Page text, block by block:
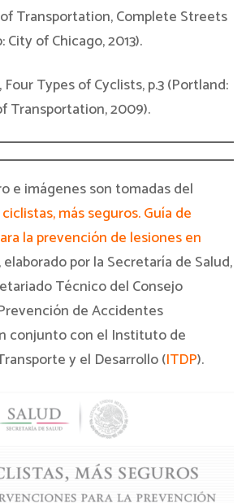
Transportation, Complete Streets
City of Chicago, 2013).
Types of Cyclists, p.3 (Portland:
Transportation, 2009).
e imágenes son tomadas del
más seguros. Guía de
la prevención de lesiones en
, elaborado por la Secretaría de Salud,
Técnico del Consejo
de Accidentes
conjunto con el Instituto de
y el Desarrollo (ITDP).